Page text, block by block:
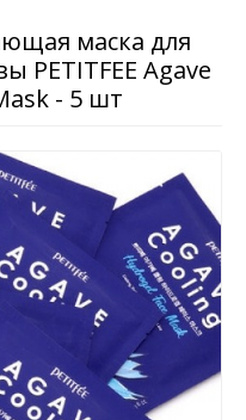
маска для
PETITFEE Agave
- 5 шт